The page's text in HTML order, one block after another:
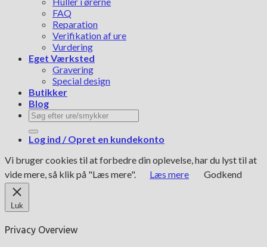
FAQ
Reparation
Verifikation af ure
Vurdering
Eget Værksted
Gravering
Special design
Butikker
Blog
Søg
efter:
Log ind / Opret en kundekonto
Vi bruger cookies til at forbedre din oplevelse, har du lyst til at
vide mere, så klik på "Læs mere".
Læs mere Godkend
Luk
Privacy Overview